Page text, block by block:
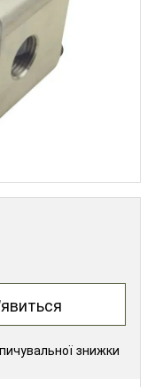
знижки